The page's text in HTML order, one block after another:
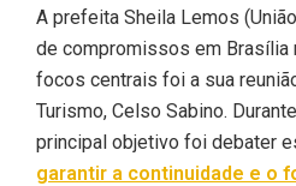
A prefeita Sheila Lemos
de compromissos em Brasília
focos centrais foi a sua
Turismo, Celso Sabino.
principal objetivo foi debater
garantir a continuidade e o